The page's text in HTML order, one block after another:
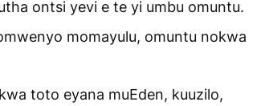
ontsi yevi e te yi umbu omuntu.
momayulu, omuntu nokwa
toto eyana muEden, kuuzilo,